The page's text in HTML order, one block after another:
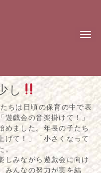
N
t
n
し
ちは日頃の保育の中で表
遊戯会の音楽掛けて！」
めました。年長の子たち
げて！」「小さくなって
。
しみながら遊戯会に向け
みんなの努力が実を結